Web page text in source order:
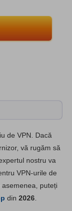
de VPN. Dacă
vă rugăm să
nostru va
VPN-urile de
asemenea, puteți
din 2026.